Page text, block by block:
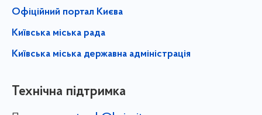
Офіційний портал Києва
Київська міська рада
Київська міська державна адміністрація
Технічна підтримка